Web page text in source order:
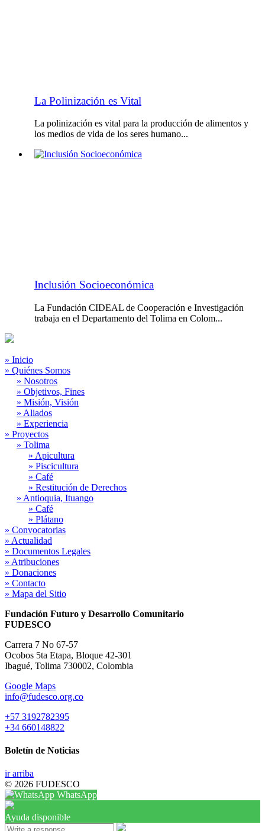
La Polinización es Vital
La polinización es vital para la producción de alimentos y
los medios de vida de los seres humano...
Inclusión Socioeconómica
La Fundación CIDEAL de Cooperación e Investigación
trabaja en el Departamento del Tolima en Colom...
» Inicio
» Quiénes Somos
» Nosotros
» Objetivos, Fines
» Misión, Visión
» Aliados
» Experiencia
» Proyectos
» Tolima
» Apicultura
» Piscicultura
» Café
» Restitución de Derechos
» Antioquia, Ituango
» Café
» Plátano
» Convocatorias
» Actualidad
» Documentos Legales
» Atribuciones
» Donaciones
» Contacto
» Mapa del Sitio
Fundación Futuro y Desarrollo Comunitario
FUDESCO
Carrera 7 No 67-57
Ocobos 5ta Etapa, Bloque 42-301
Ibagué, Tolima 730002, Colombia
Google Maps
info@fudesco.org.co
+57 3192782395
+34 660148822
Boletín de Noticias
ir arriba
© 2026 FUDESCO
WhatsApp
Ayuda disponible